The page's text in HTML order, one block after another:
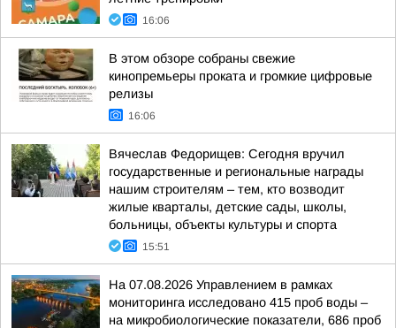
16:06
В этом обзоре собраны свежие
кинопремьеры проката и громкие цифровые
релизы
16:06
Вячеслав Федорищев: Сегодня вручил
государственные и региональные награды
нашим строителям – тем, кто возводит
жилые кварталы, детские сады, школы,
больницы, объекты культуры и спорта
15:51
На 07.08.2026 Управлением в рамках
мониторинга исследовано 415 проб воды –
на микробиологические показатели, 686 проб